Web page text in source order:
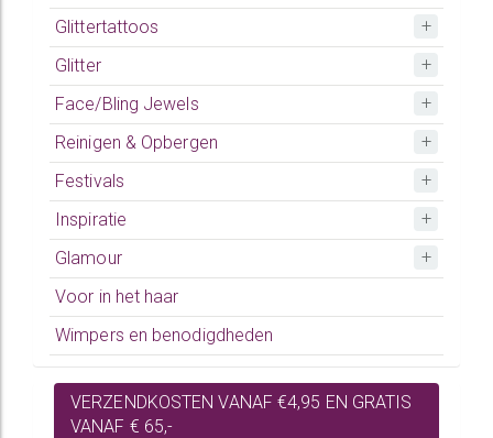
Glittertattoos
Glitter
Face/Bling Jewels
Reinigen & Opbergen
Festivals
Inspiratie
Glamour
Voor in het haar
Wimpers en benodigdheden
VERZENDKOSTEN VANAF €4,95 EN GRATIS
VANAF € 65,-